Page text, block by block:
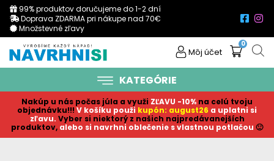
99% produktov doručujeme do 1-2 dní
Doprava ZDARMA pri nákupe nad 70€
Množstevné zľavy
Môj účet
0
KATEGÓRIE
Nakúp u nás počas júla a využi ZĽAVU -10% na celú tvoju
objednávku!!! V košíku použi kupón: august26 a uplatni si
zľavu. Vyber si niektorý z našich najpredávanejších
produktov, alebo si navrhni oblečenie s vlastnou potlačou 🙂